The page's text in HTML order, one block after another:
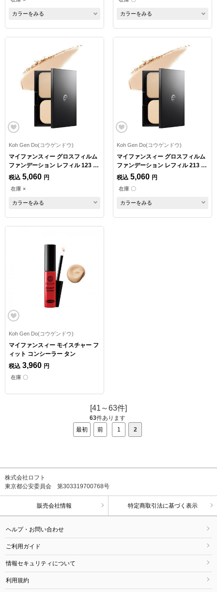
カラーをみる カラーをみる
Koh Gen Do(コウゲンドウ)
マイファンスィー グロスフィルム
ファンデーション レフィル 123 オ
ークル
税込 5,060 円
在庫 ×
カラーをみる
Koh Gen Do(コウゲンドウ)
マイファンスィー グロスフィルム
ファンデーション レフィル 213 ベ
ージュオークル
税込 5,060 円
在庫 〇
カラーをみる
Koh Gen Do(コウゲンドウ)
マイファンスィー モイスチャー フ
ィット コンシーラー タン
税込 3,960 円
在庫 〇
[41～63件]
63件あります
最初
前 1 2
株式会社ロフト
東京都公安委員会 第303319700768号
販売会社情報 特定商取引法に基づく表示
ヘルプ・お問い合わせ
ご利用ガイド
情報セキュリティについて
利用規約